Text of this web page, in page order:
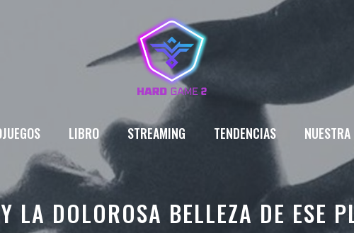
LIBRO STREAMING TENDENCIAS
LA DOLOROSA BELLEZA DE ESE